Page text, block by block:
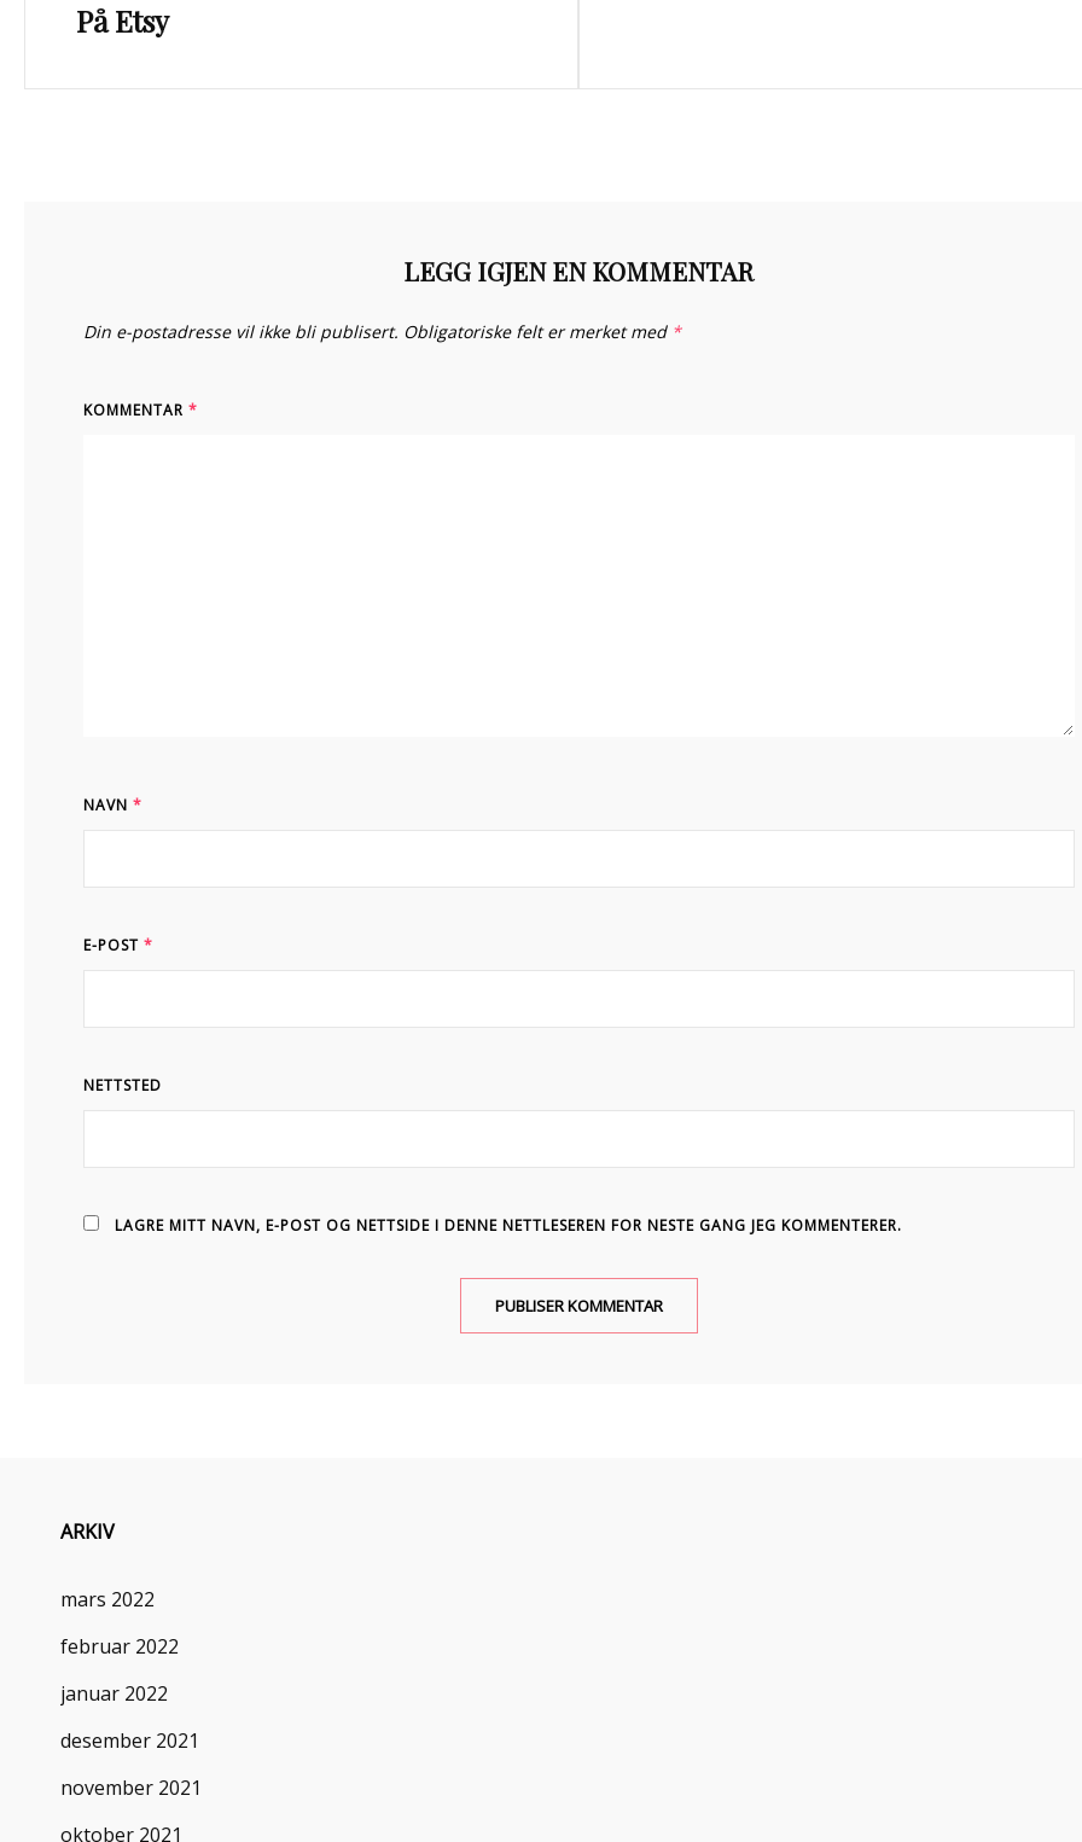
På Etsy
LEGG IGJEN EN KOMMENTAR
Din e-postadresse vil ikke bli publisert. Obligatoriske felt er merket med *
KOMMENTAR *
NAVN *
E-POST *
NETTSTED
LAGRE MITT NAVN, E-POST OG NETTSIDE I DENNE NETTLESEREN FOR NESTE GANG JEG KOMMENTERER.
ARKIV
mars 2022
februar 2022
januar 2022
desember 2021
november 2021
oktober 2021